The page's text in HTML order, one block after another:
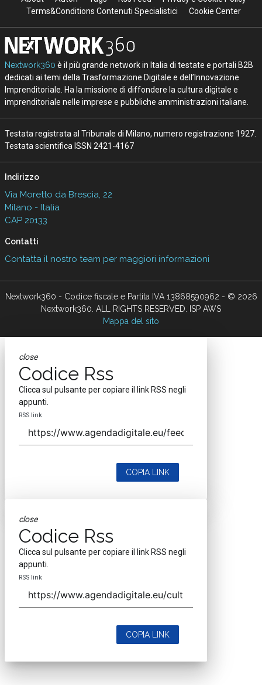
Terms&Conditions Contenuti Specialistici
Cookie Center
Nextwork360 è il più grande network in Italia di testate e portali B2B
dedicati ai temi della Trasformazione Digitale e dell’Innovazione
Imprenditoriale. Ha la missione di diffondere la cultura digitale e
imprenditoriale nelle imprese e pubbliche amministrazioni italiane.
Testata registrata al Tribunale di Milano, numero registrazione 1927.
Testata scientifica ISSN 2421-4167
Indirizzo
Via Moretto da Brescia, 22
Milano - Italia
CAP 20133
Contatti
Contatta il nostro team per maggiori informazioni
Nextwork360 - Codice fiscale e Partita IVA 13868590962 - © 2026
Nextwork360. ALL RIGHTS RESERVED. ISP AWS
Mappa del sito
close
Codice Rss
Clicca sul pulsante per copiare il link RSS negli
appunti.
RSS link
COPIA LINK
close
Codice Rss
Clicca sul pulsante per copiare il link RSS negli
appunti.
RSS link
COPIA LINK